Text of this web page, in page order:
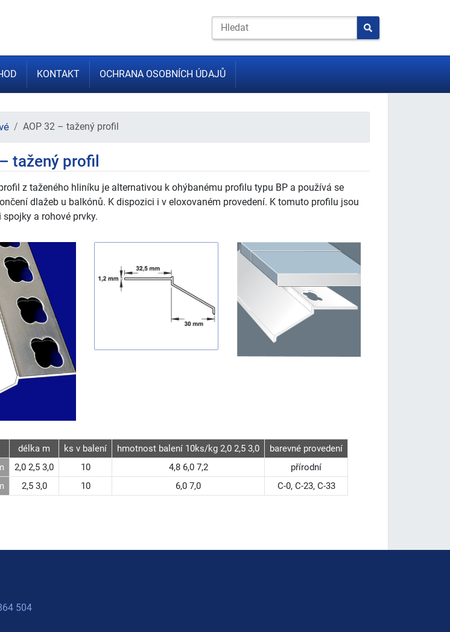
KONTAKT OCHRANA OSOBNÍCH ÚDAJŮ
AOP 32 – tažený profil
tažený profil
z taženého hliníku je alternativou k ohýbanému profilu typu BP a používá se
dlažeb u balkónů. K dispozici i v eloxovaném provedení. K tomuto profilu jsou
a rohové prvky.
délka m ks v balení hmotnost balení 10ks/kg 2,0 2,5 3,0
barevné provedení
2,0 2,5 3,0 10 4,8 6,0 7,2
přírodní
2,5 3,0 10 6,0 7,0 C-0, C-23, C-33
504